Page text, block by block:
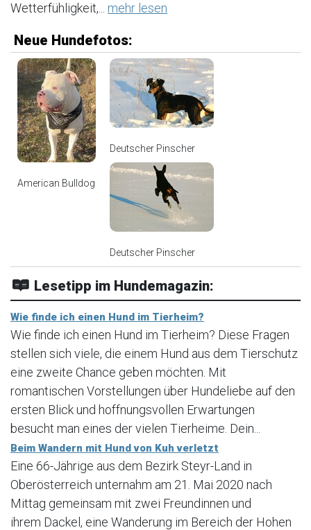
Wetterfühligkeit,... mehr lesen
Neue Hundefotos:
American Bulldog
Deutscher Pinscher
Deutscher Pinscher
Lesetipp im Hundemagazin:
Wie finde ich einen Hund im Tierheim?
Wie finde ich einen Hund im Tierheim? Diese Fragen
stellen sich viele, die einem Hund aus dem Tierschutz
eine zweite Chance geben möchten. Mit
romantischen Vorstellungen über Hundeliebe auf den
ersten Blick und hoffnungsvollen Erwartungen
besucht man eines der vielen Tierheime. Dein...
Beim Wandern mit Hund von Kuh verletzt
Eine 66-Jährige aus dem Bezirk Steyr-Land in
Oberösterreich unternahm am 21. Mai 2020 nach
Mittag gemeinsam mit zwei Freundinnen und
ihrem Dackel, eine Wanderung im Bereich der Hohen